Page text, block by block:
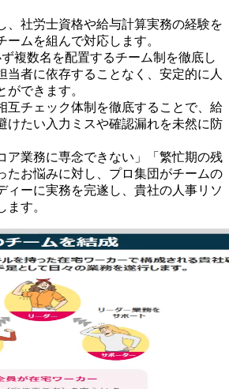
、社労士資格や給与計算実務の経験を
ムを組んで対応します。
複数名を配置するチーム制を徹底し
当者に依存することなく、安定的に人
できます。
互チェック体制を徹底することで、給
けたい入力ミスや確認漏れを未然に防
ア業務に専念できない」「繁忙期の残
たお悩みに対し、プロ集団がチームの
ィーに実務を完遂し、貴社の人事リソ
ます。